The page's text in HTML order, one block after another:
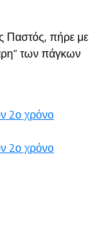
Παστός, πήρε με
των πάγκων